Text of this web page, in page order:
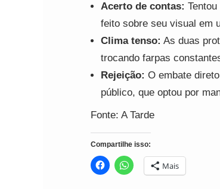
Acerto de contas:
feito sobre seu visual em
Clima tenso: As duas
trocando farpas
Rejeição: O embate
público, que optou por
Fonte: A Tarde
Compartilhe isso:
Mais